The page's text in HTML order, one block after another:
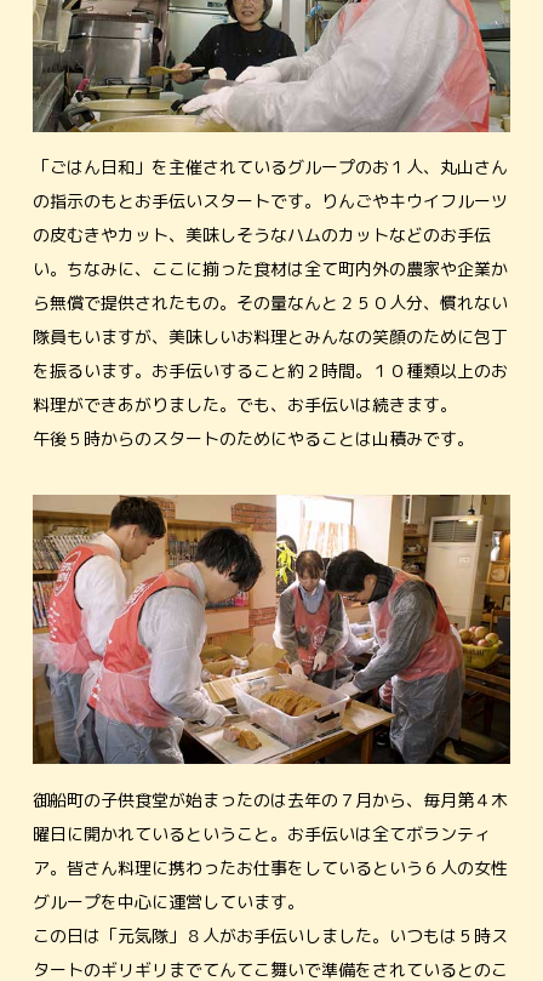
「ごはん日和」を主催されているグループのお１人、丸山さん
の指示のもとお手伝いスタートです。りんごやキウイフルーツ
の皮むきやカット、美味しそうなハムのカットなどのお手伝
い。ちなみに、ここに揃った食材は全て町内外の農家や企業か
ら無償で提供されたもの。その量なんと２５０人分、慣れない
隊員もいますが、美味しいお料理とみんなの笑顔のために包丁
を振るいます。お手伝いすること約２時間。１０種類以上のお
料理ができあがりました。でも、お手伝いは続きます。
午後５時からのスタートのためにやることは山積みです。
御船町の子供食堂が始まったのは去年の７月から、毎月第４木
曜日に開かれているということ。お手伝いは全てボランティ
ア。皆さん料理に携わったお仕事をしているという６人の女性
グループを中心に運営しています。
この日は「元気隊」８人がお手伝いしました。いつもは５時ス
タートのギリギリまでてんてこ舞いで準備をされているとのこ